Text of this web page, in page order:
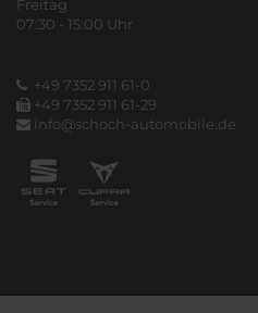
Freitag
07:30 - 15:00 Uhr
+49 7352 911 61-0
+49 7352 911 61-29
info@schoch-automobile.de